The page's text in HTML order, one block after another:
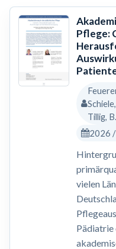
Pflege:
Tillig, B.
2026
vielen
Pädiatrie